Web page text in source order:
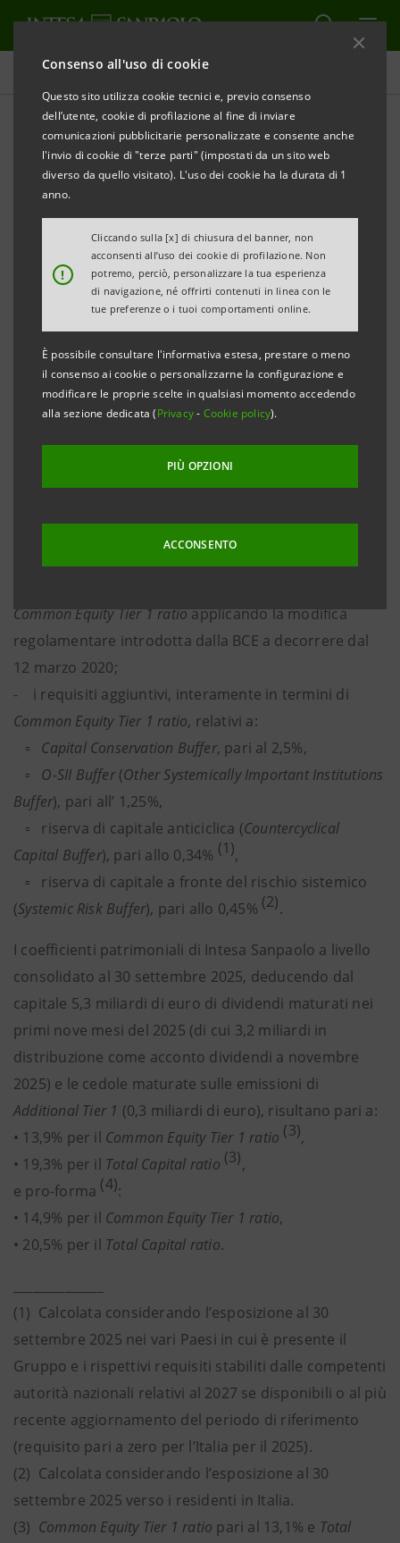
Consenso all'uso di cookie
Questo sito utilizza cookie tecnici e, previo consenso
dell’utente, cookie di profilazione al fine di inviare
comunicazioni pubblicitarie personalizzate e consente anche
l'invio di cookie di "terze parti" (impostati da un sito web
diverso da quello visitato). L'uso dei cookie ha la durata di 1
anno.
!
Cliccando sulla [x] di chiusura del banner, non
acconsenti all’uso dei cookie di profilazione. Non
potremo, perciò, personalizzare la tua esperienza
di navigazione, né offrirti contenuti in linea con le
tue preferenze o i tuoi comportamenti online.
È possibile consultare l'informativa estesa, prestare o meno
il consenso ai cookie o personalizzarne la configurazione e
modificare le proprie scelte in qualsiasi momento accedendo
alla sezione dedicata (Privacy- Cookie policy).
PIÙ OPZIONI
ACCONSENTO
Comunicati stampa
STAMPA AGGIORNA
INTESA SANPAOLO RISPETTA AMPIAMENTE IL
REQUISITO PATRIMONIALE FISSATO DALLA BCE
ricevuto la decisione finale della BCE riguardante il
requisito patrimoniale da rispettare a partire dal 1°
gennaio 2026 a livello consolidato, a seguito degli esiti
Supervisory Review and Evaluation Process
Il requisito patrimoniale da rispettare
complessivamente in termini di
Common Equity
Tier 1 ratiorisulta pari a 9,97%.
Common Equity Tier 1 ratioapplicando la modifica
regolamentare introdotta dalla BCE a decorrere dal
12 marzo 2020;
- i requisiti aggiuntivi, interamente in termini di
Common Equity Tier 1 ratio, relativi a:
▫ Capital Conservation Buffer, pari al 2,5%,
▫ O-SII Buffer(Other Systemically Important Institutions
Buffer), pari all’ 1,25%,
▫ riserva di capitale anticiclica (Countercyclical
Capital Buffer), pari allo 0,34% (1),
▫ riserva di capitale a fronte del rischio sistemico
(Systemic Risk Buffer), pari allo 0,45% (2).
I coefficienti patrimoniali di Intesa Sanpaolo a livello
consolidato al 30 settembre 2025, deducendo dal
capitale 5,3 miliardi di euro di dividendi maturati nei
primi nove mesi del 2025 (di cui 3,2 miliardi in
distribuzione come acconto dividendi a novembre
2025) e le cedole maturate sulle emissioni di
Additional Tier 1 (0,3 miliardi di euro), risultano pari a:
• 13,9% per il Common Equity Tier 1 ratio (3),
• 19,3% per il Total Capital ratio (3),
e pro-forma (4):
• 14,9% per il Common Equity Tier 1 ratio,
• 20,5% per il Total Capital ratio.
(1) Calcolata considerando l’esposizione al 30
settembre 2025 nei vari Paesi in cui è presente il
Gruppo e i rispettivi requisiti stabiliti dalle competenti
autorità nazionali relativi al 2027 se disponibili o al più
recente aggiornamento del periodo di riferimento
(requisito pari a zero per l’Italia per il 2025).
(2) Calcolata considerando l’esposizione al 30
settembre 2025 verso i residenti in Italia.
(3) Common Equity Tier 1 ratio pari al 13,1% e Total